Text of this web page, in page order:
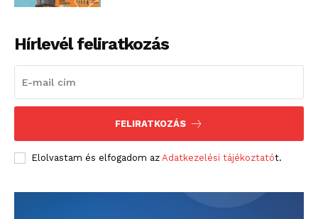
Hírlevél feliratkozás
FELIRATKOZÁS
Elolvastam és elfogadom az Adatkezelési tájékoztatót.